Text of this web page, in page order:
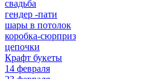
свадьба
гендер -пати
шары в потолок
коробка-сюрприз
цепочки
Крафт букеты
14 февраля